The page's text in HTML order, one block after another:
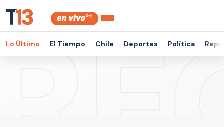
Lo Último El Tiempo Chile Deportes Política